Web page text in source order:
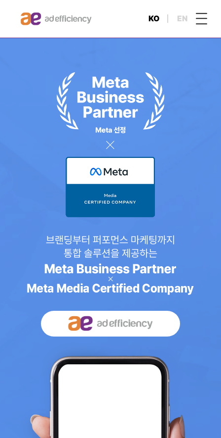
KO EN
브랜딩부터 퍼포먼스 마케팅까지
통합 솔루션을 제공하는